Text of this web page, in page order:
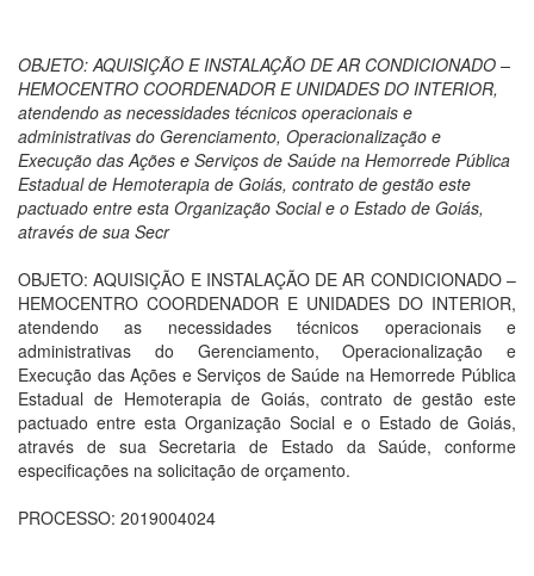
OBJETO: AQUISIÇÃO E INSTALAÇÃO DE AR CONDICIONADO –
HEMOCENTRO COORDENADOR E UNIDADES DO INTERIOR,
atendendo as necessidades técnicos operacionais e
administrativas do Gerenciamento, Operacionalização e
Execução das Ações e Serviços de Saúde na Hemorrede Pública
Estadual de Hemoterapia de Goiás, contrato de gestão este
pactuado entre esta Organização Social e o Estado de Goiás,
através de sua Secr
OBJETO: AQUISIÇÃO E INSTALAÇÃO DE AR CONDICIONADO –
HEMOCENTRO COORDENADOR E UNIDADES DO INTERIOR,
atendendo as necessidades técnicos operacionais e
administrativas do Gerenciamento, Operacionalização e
Execução das Ações e Serviços de Saúde na Hemorrede Pública
Estadual de Hemoterapia de Goiás, contrato de gestão este
pactuado entre esta Organização Social e o Estado de Goiás,
através de sua Secretaria de Estado da Saúde, conforme
especificações na solicitação de orçamento.
PROCESSO: 2019004024